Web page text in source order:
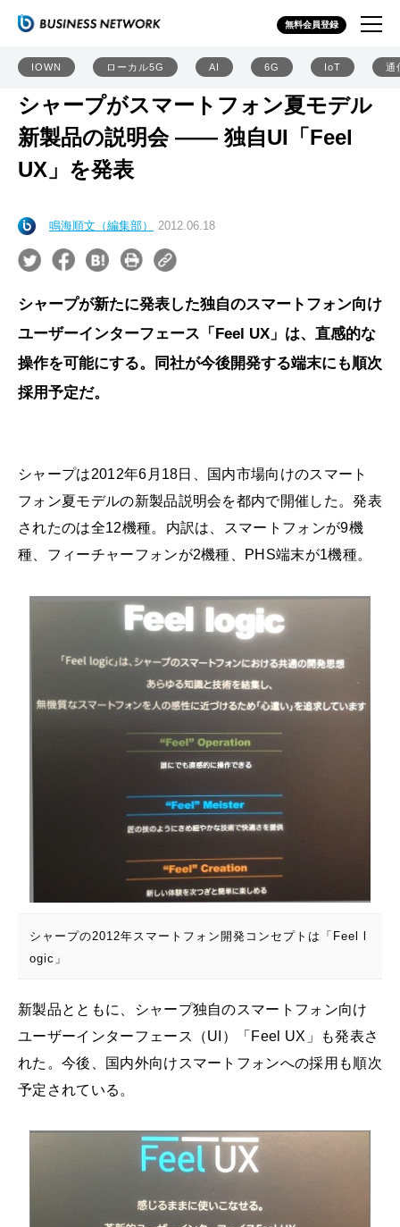
無料会員登録
IOWN ローカル5G AI 6G IoT 通
シャープがスマートフォン夏モデル
新製品の説明会 ―― 独自UI「Feel
UX」を発表
鳴海順文（編集部） 2012.06.18
シャープが新たに発表した独自のスマートフォン向け
ユーザーインターフェース「Feel UX」は、直感的な
操作を可能にする。同社が今後開発する端末にも順次
採用予定だ。
シャープは2012年6月18日、国内市場向けのスマート
フォン夏モデルの新製品説明会を都内で開催した。発表
されたのは全12機種。内訳は、スマートフォンが9機
種、フィーチャーフォンが2機種、PHS端末が1機種。
シャープの2012年スマートフォン開発コンセプトは「Feel l
ogic」
新製品とともに、シャープ独自のスマートフォン向け
ユーザーインターフェース（UI）「Feel UX」も発表さ
れた。今後、国内外向けスマートフォンへの採用も順次
予定されている。